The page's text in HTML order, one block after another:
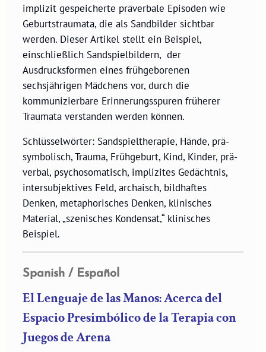
implizit gespeicherte präverbale Episoden wie
Geburtstraumata, die als Sandbilder sichtbar
werden. Dieser Artikel stellt ein Beispiel,
einschließlich Sandspielbildern, der
Ausdrucksformen eines frühgeborenen
sechsjährigen Mädchens vor, durch die
kommunizierbare Erinnerungsspuren früherer
Traumata verstanden werden können.
Schlüsselwörter: Sandspieltherapie, Hände, prä-
symbolisch, Trauma, Frühgeburt, Kind, Kinder, prä-
verbal, psychosomatisch, implizites Gedächtnis,
intersubjektives Feld, archaisch, bildhaftes
Denken, metaphorisches Denken, klinisches
Material, „szenisches Kondensat,“ klinisches
Beispiel.
Spanish / Español
El Lenguaje de las Manos: Acerca del
Espacio Presimbólico de la Terapia con
Juegos de Arena